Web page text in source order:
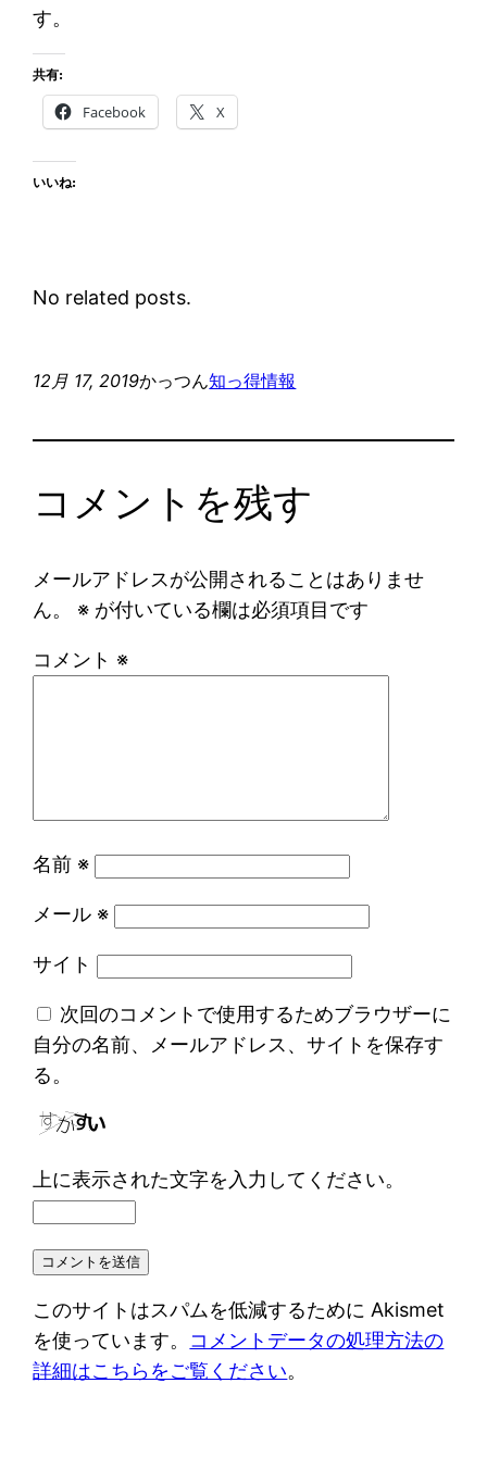
す。
共有:
Facebook X
いいね:
No related posts.
12月 17, 2019かっつん知っ得情報
コメントを残す
メールアドレスが公開されることはありませ
ん。
※ が付いている欄は必須項目です
コメント ※
名前 ※
メール ※
サイト
次回のコメントで使用するためブラウザーに
自分の名前、メールアドレス、サイトを保存す
る。
上に表示された文字を入力してください。
このサイトはスパムを低減するために Akismet
を使っています。 コメントデータの処理方法の
詳細はこちらをご覧ください。